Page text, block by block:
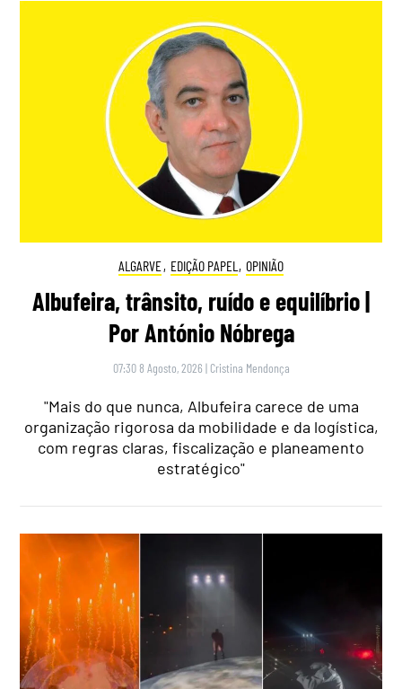
ALGARVE, EDIÇÃO PAPEL , OPINIÃO
Albufeira, trânsito, ruído e equilíbrio |
Por António Nóbrega
07:30 8 Agosto, 2026 | Cristina Mendonça
"Mais do que nunca, Albufeira carece de uma
organização rigorosa da mobilidade e da logística,
com regras claras, fiscalização e planeamento
estratégico"